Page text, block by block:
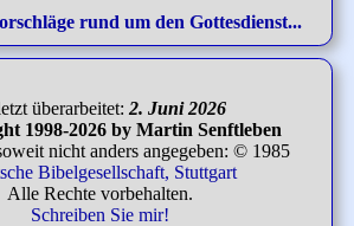
rund um den Gottesdienst...
überarbeitet: 2. Juni 2026
1998-2026 by Martin Senftleben
nicht anders angegeben: © 1985
Bibelgesellschaft, Stuttgart
Alle Rechte vorbehalten.
Schreiben Sie mir!